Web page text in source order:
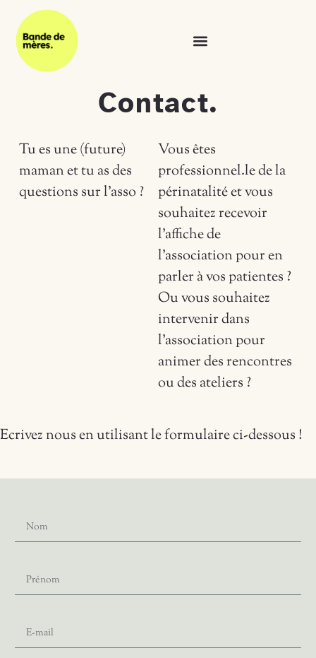
Contact.
Tu es une (future)
maman et tu as des
questions sur l’asso ?
Vous êtes
professionnel.le de la
périnatalité et vous
souhaitez recevoir
l’affiche de
l’association pour en
parler à vos patientes ?
Ou vous souhaitez
intervenir dans
l’association pour
animer des rencontres
ou des ateliers ?
Ecrivez nous en utilisant le formulaire ci-dessous !